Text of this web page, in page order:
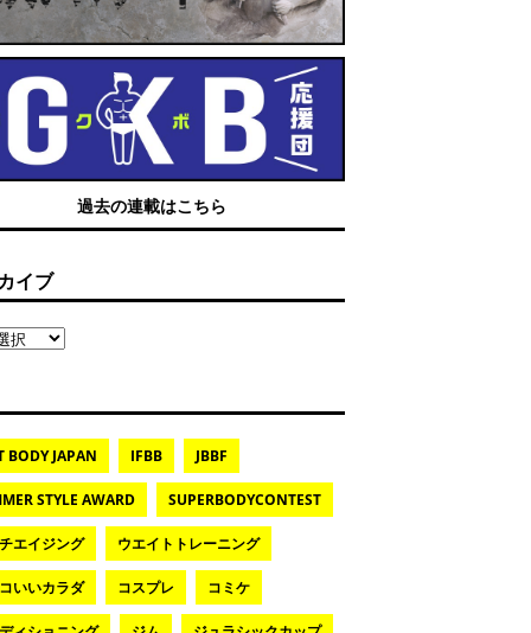
過去の連載はこちら
イブ
BODY JAPAN IFBB JBBF
STYLE AWARD SUPERBODYCONTEST
エイジング ウエイトトレーニング
いいカラダ コスプレ コミケ